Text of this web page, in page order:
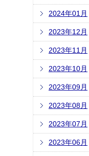
2024年01月
2023年12月
2023年11月
2023年10月
2023年09月
2023年08月
2023年07月
2023年06月